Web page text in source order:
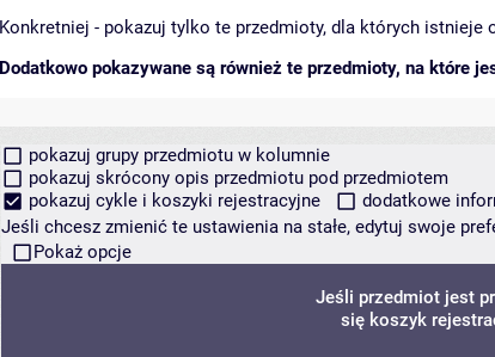
Konkretniej - pokazuj tylko te przedmioty, dla których
Dodatkowo pokazywane są również te przedmioty, na które
pokazuj grupy przedmiotu w kolumnie
pokazuj skrócony opis przedmiotu pod przedmiotem
pokazuj cykle i koszyki rejestracyjne
dodatkowe
Jeśli chcesz zmienić te ustawienia na stałe, edytuj swoje
Pokaż opcje
Jeśli przedmiot jest
się koszyk